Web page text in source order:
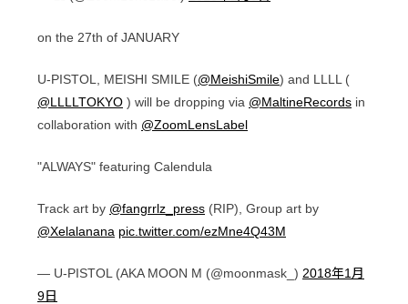
on the 27th of JANUARY
U-PISTOL, MEISHI SMILE (@MeishiSmile) and LLLL (
@LLLLTOKYO ) will be dropping via @MaltineRecords in
collaboration with @ZoomLensLabel
"ALWAYS" featuring Calendula
Track art by @fangrrlz_press (RIP), Group art by
@Xelalanana pic.twitter.com/ezMne4Q43M
— U-PISTOL (AKA MOON M (@moonmask_) 2018年1月
9日